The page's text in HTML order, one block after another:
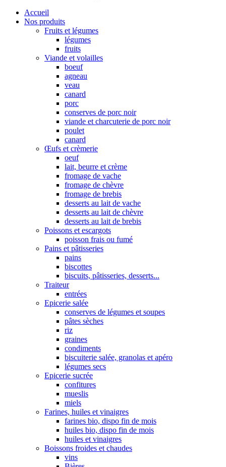
Accueil
Nos produits
Fruits et légumes
légumes
fruits
Viande et volailles
boeuf
agneau
veau
canard
porc
conserves de porc noir
viande et charcuterie de porc noir
poulet
canard
Œufs et crèmerie
oeuf
lait, beurre et crème
fromage de vache
fromage de chèvre
fromage de brebis
desserts au lait de vache
desserts au lait de chèvre
desserts au lait de brebis
Poissons et escargots
poisson frais ou fumé
Pains et pâtisseries
pains
biscottes
biscuits, pâtisseries, desserts...
Traiteur
entrées
Epicerie salée
conserves de légumes et soupes
pâtes sèches
riz
graines
condiments
biscuiterie salée, granolas et apéro
légumes secs
Epicerie sucrée
confitures
mueslis
miels
Farines, huiles et vinaigres
farines bio, dispo fin de mois
huiles bio, dispo fin de mois
huiles et vinaigres
Boissons froides et chaudes
vins